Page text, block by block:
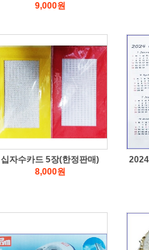
9,000원
십자수카드 5장(한정판매)
8,000원